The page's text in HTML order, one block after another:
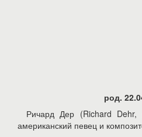
род.
Ричард Дер (Richard
американский певец и